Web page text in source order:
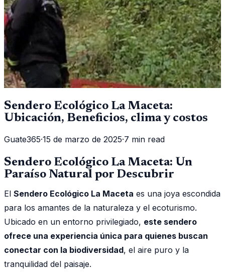
Sendero Ecológico La Maceta:
Ubicación, Beneficios, clima y costos
Guate365·15 de marzo de 2025·7 min read
Sendero Ecológico La Maceta: Un
Paraíso Natural por Descubrir
El Sendero Ecológico La Maceta es una joya escondida
para los amantes de la naturaleza y el ecoturismo.
Ubicado en un entorno privilegiado, este sendero
ofrece una experiencia única para quienes buscan
conectar con la biodiversidad, el aire puro y la
tranquilidad del paisaje.